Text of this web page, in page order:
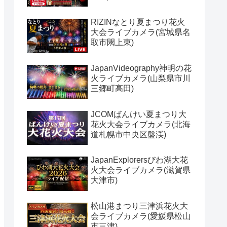
RIZINなとり夏まつり花火
大会ライブカメラ(宮城県名
取市閖上東)
JapanVideography神明の花
火ライブカメラ(山梨県市川
三郷町高田)
JCOMばんけい夏まつり大
花火大会ライブカメラ(北海
道札幌市中央区盤渓)
JapanExplorersびわ湖大花
火大会ライブカメラ(滋賀県
大津市)
松山港まつり三津浜花火大
会ライブカメラ(愛媛県松山